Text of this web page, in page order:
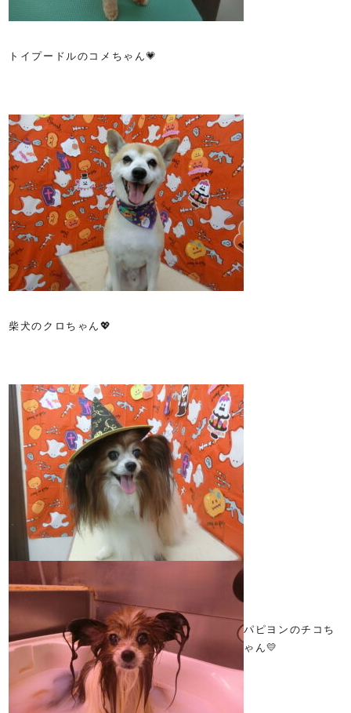
トイプードルのコメちゃん💗
柴犬のクロちゃん💖
パピヨンのチコち
ゃん💛